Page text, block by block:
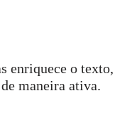
enriquece o texto,
maneira ativa.